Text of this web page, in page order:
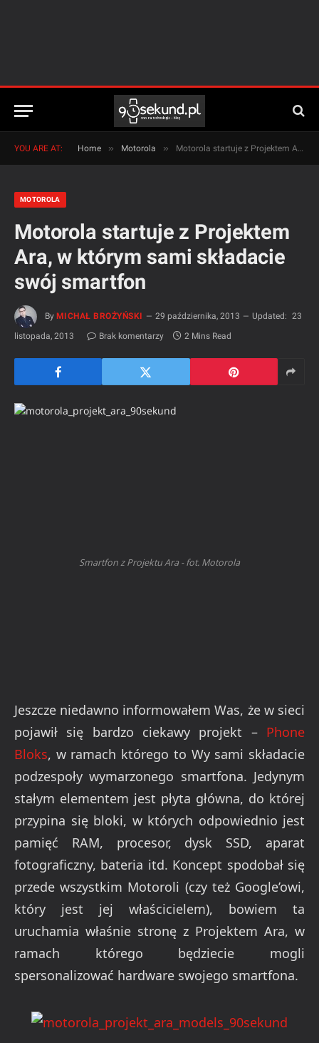
YOU ARE AT: Home » Motorola » Motorola startuje z Projektem Ara, w którym sami składacie swój smartfon
MOTOROLA
Motorola startuje z Projektem
Ara, w którym sami składacie
swój smartfon
By MICHAŁ BROŻYŃSKI 29 października, 2013 Updated: 23
listopada, 2013
Brak komentarzy 2 Mins Read
Smartfon z Projektu Ara - fot. Motorola
Jeszcze niedawno informowałem Was, że w sieci
pojawił się bardzo ciekawy projekt – Phone
Bloks, w ramach którego to Wy sami składacie
podzespoły wymarzonego smartfona. Jedynym
stałym elementem jest płyta główna, do której
przypina się bloki, w których odpowiednio jest
pamięć RAM, procesor, dysk SSD, aparat
fotograficzny, bateria itd. Koncept spodobał się
przede wszystkim Motoroli (czy też Google’owi,
który jest jej właścicielem), bowiem ta
uruchamia właśnie stronę z Projektem Ara, w
ramach którego będziecie mogli
spersonalizować hardware swojego smartfona.